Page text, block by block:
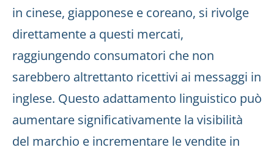
in cinese, giapponese e coreano, si rivolge
direttamente a questi mercati,
raggiungendo consumatori che non
sarebbero altrettanto ricettivi ai messaggi in
inglese. Questo adattamento linguistico può
aumentare significativamente la visibilità
del marchio e incrementare le vendite in